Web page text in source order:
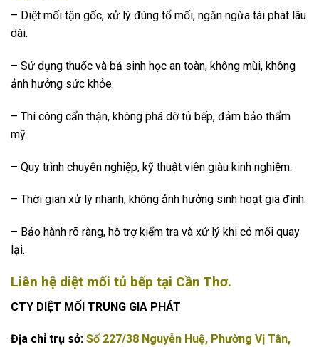
– Diệt mối tận gốc, xử lý đúng tổ mối, ngăn ngừa tái phát lâu
dài.
– Sử dụng thuốc và bả sinh học an toàn, không mùi, không
ảnh hưởng sức khỏe.
– Thi công cẩn thận, không phá dỡ tủ bếp, đảm bảo thẩm
mỹ.
– Quy trình chuyên nghiệp, kỹ thuật viên giàu kinh nghiệm.
– Thời gian xử lý nhanh, không ảnh hưởng sinh hoạt gia đình.
– Bảo hành rõ ràng, hỗ trợ kiểm tra và xử lý khi có mối quay
lại.
Liên hệ diệt mối tủ bếp tại Cần Thơ.
CTY DIỆT MỐI TRUNG GIA PHÁT
Địa chỉ trụ sở: Số 227/38 Nguyễn Huệ, Phường Vị Tân,